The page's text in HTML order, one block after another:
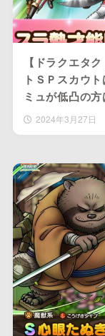
【ドラクエタ
トＳＰスカウ
ミュが低凸の方
2024年3月27日